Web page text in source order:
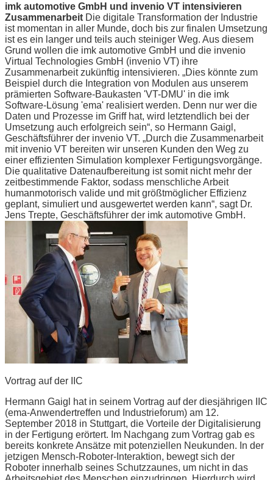
imk automotive GmbH und invenio VT intensivieren
Zusammenarbeit Die digitale Transformation der Industrie
ist momentan in aller Munde, doch bis zur finalen Umsetzung
ist es ein langer und teils auch steiniger Weg. Aus diesem
Grund wollen die imk automotive GmbH und die invenio
Virtual Technologies GmbH (invenio VT) ihre
Zusammenarbeit zukünftig intensivieren. „Dies könnte zum
Beispiel durch die Integration von Modulen aus unserem
prämierten Software-Baukasten 'VT-DMU' in die imk
Software-Lösung 'ema' realisiert werden. Denn nur wer die
Daten und Prozesse im Griff hat, wird letztendlich bei der
Umsetzung auch erfolgreich sein“, so Hermann Gaigl,
Geschäftsführer der invenio VT. „Durch die Zusammenarbeit
mit invenio VT bereiten wir unseren Kunden den Weg zu
einer effizienten Simulation komplexer Fertigungsvorgänge.
Die qualitative Datenaufbereitung ist somit nicht mehr der
zeitbestimmende Faktor, sodass menschliche Arbeit
humanmotorisch valide und mit größtmöglicher Effizienz
geplant, simuliert und ausgewertet werden kann“, sagt Dr.
Jens Trepte, Geschäftsführer der imk automotive GmbH.
Vortrag auf der IIC
Hermann Gaigl hat in seinem Vortrag auf der diesjährigen IIC
(ema-Anwendertreffen und Industrieforum) am 12.
September 2018 in Stuttgart, die Vorteile der Digitalisierung
in der Fertigung erörtert. Im Nachgang zum Vortrag gab es
bereits konkrete Ansätze mit potenziellen Neukunden. In der
jetzigen Mensch-Roboter-Interaktion, bewegt sich der
Roboter innerhalb seines Schutzzaunes, um nicht in das